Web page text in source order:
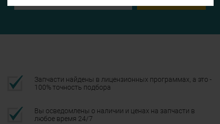
Запчасти найдены в лицензионных программах, а это -
100% точность подбора
Вы осведомлены о наличии и ценах на запчасти в
любое время 24/7